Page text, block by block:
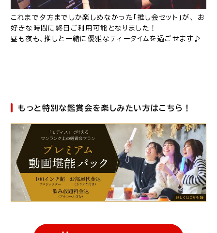
これまで夕方までしか楽しめなかった「推し会セット」が、 お
好きな時間に終日ご利用可能となりました！
昼も夜も、推しと一緒に優雅なティータイムを過ごせます♪
もっと特別な鑑賞会を楽しみたい方はこちら！